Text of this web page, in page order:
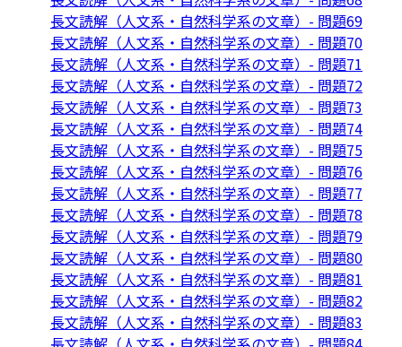
長文読解（人文系・自然科学系の文章）- 問題69
長文読解（人文系・自然科学系の文章）- 問題70
長文読解（人文系・自然科学系の文章）- 問題71
長文読解（人文系・自然科学系の文章）- 問題72
長文読解（人文系・自然科学系の文章）- 問題73
長文読解（人文系・自然科学系の文章）- 問題74
長文読解（人文系・自然科学系の文章）- 問題75
長文読解（人文系・自然科学系の文章）- 問題76
長文読解（人文系・自然科学系の文章）- 問題77
長文読解（人文系・自然科学系の文章）- 問題78
長文読解（人文系・自然科学系の文章）- 問題79
長文読解（人文系・自然科学系の文章）- 問題80
長文読解（人文系・自然科学系の文章）- 問題81
長文読解（人文系・自然科学系の文章）- 問題82
長文読解（人文系・自然科学系の文章）- 問題83